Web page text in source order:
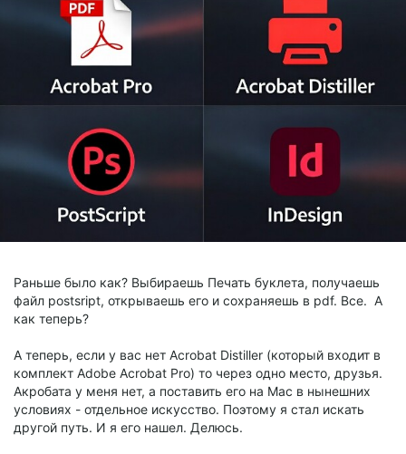
Раньше было как? Выбираешь Печать буклета, получаешь
файл postsript, открываешь его и сохраняешь в pdf. Все. А
как теперь?
А теперь, если у вас нет Acrobat Distiller (который входит в
комплект Adobe Acrobat Pro) то через одно место, друзья.
Акробата у меня нет, а поставить его на Mac в нынешних
условиях - отдельное искусство. Поэтому я стал искать
другой путь. И я его нашел. Делюсь.